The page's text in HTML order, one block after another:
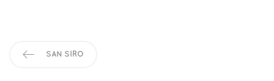
SAN SIRO